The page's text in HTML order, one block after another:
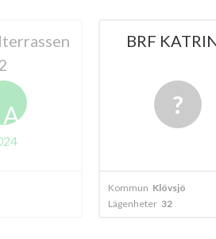
BRF
Kommun Härjedalen
Lägenheter 3